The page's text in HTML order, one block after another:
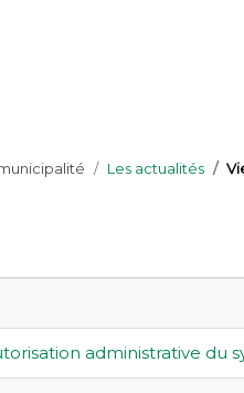
Les actualités
administrative du